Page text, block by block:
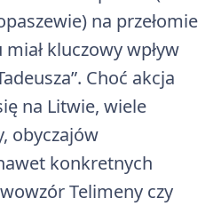
na przełomie
kluczowy wpływ
Choć akcja
na Litwie, wiele
obyczajów
konkretnych
Telimeny czy